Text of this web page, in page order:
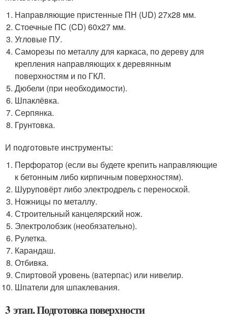
Направляющие пристенные ПН (UD) 27х28 мм.
Стоечные ПС (CD) 60х27 мм.
Угловые ПУ.
Саморезы по металлу для каркаса, по дереву для
крепления направляющих к деревянным
поверхностям и по ГКЛ.
Дюбели (при необходимости).
Шпаклёвка.
Серпянка.
Грунтовка.
И подготовьте инструменты:
Перфоратор (если вы будете крепить направляющие
к бетонным либо кирпичным поверхностям).
Шуруповёрт либо электродрель с переноской.
Ножницы по металлу.
Строительный канцелярский нож.
Электролобзик (необязательно).
Рулетка.
Карандаш.
Отбивка.
Спиртовой уровень (ватерпас) или нивелир.
Шпатели для шпаклевания.
3 этап. Подготовка поверхности